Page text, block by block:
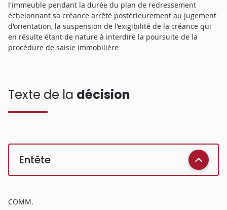
l'immeuble pendant la durée du plan de redressement
échelonnant sa créance arrêté postérieurement au jugement
d'orientation, la suspension de l'exigibilité de la créance qui
en résulte étant de nature à interdire la poursuite de la
procédure de saisie immobilière
Texte de la décision
Entête
COMM.